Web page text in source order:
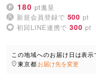
180 pt進呈
新規会員登録で 500 pt
初回LINE連携で 300 pt
この地域へのお届け日は表示
東京都お届け先を変更